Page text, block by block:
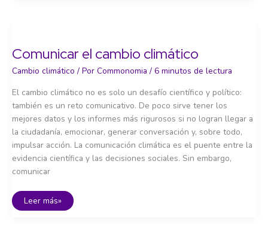
Comunicar el cambio climático
Cambio climático / Por Commonomia / 6 minutos de lectura
El cambio climático no es solo un desafío científico y político:
también es un reto comunicativo. De poco sirve tener los
mejores datos y los informes más rigurosos si no logran llegar a
la ciudadanía, emocionar, generar conversación y, sobre todo,
impulsar acción. La comunicación climática es el puente entre la
evidencia científica y las decisiones sociales. Sin embargo,
comunicar
Comunicar
el
Leer más»